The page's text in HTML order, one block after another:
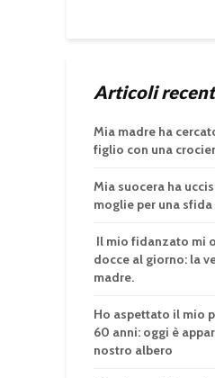
Articoli
Mia madre ha
figlio con una
Mia suocera ha
moglie per una sfida
Il mio fidanzato mi
docce al giorno: la
madre.
Ho aspettato il mio
60 anni: oggi è
nostro albero